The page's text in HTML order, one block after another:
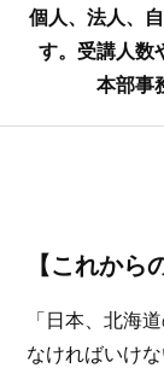
個人、法人、
す。受講人数
本部事
【これから
「日本、北海
なければいけな